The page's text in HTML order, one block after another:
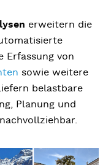
erweitern die
Erfassung von
sowie weitere
belastbare
Planung und